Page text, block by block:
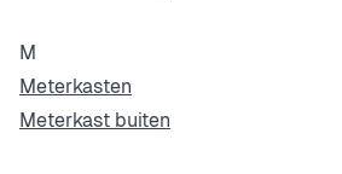
M
Meterkasten
Meterkast buiten